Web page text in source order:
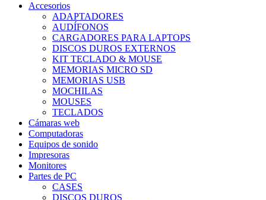
Accesorios
ADAPTADORES
AUDÍFONOS
CARGADORES PARA LAPTOPS
DISCOS DUROS EXTERNOS
KIT TECLADO & MOUSE
MEMORIAS MICRO SD
MEMORIAS USB
MOCHILAS
MOUSES
TECLADOS
Cámaras web
Computadoras
Equipos de sonido
Impresoras
Monitores
Partes de PC
CASES
DISCOS DUROS